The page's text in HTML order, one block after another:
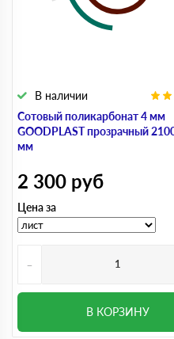
Сотовый поликарбонат 4 мм
GOODPLAST прозрачный
мм
В наличии
2 300 руб
Цена за
-
В КОРЗИНУ